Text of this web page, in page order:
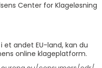
Center for Klageløsning
andet EU-land, kan du
online klageplatform.